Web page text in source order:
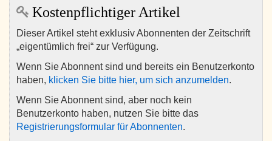
Kostenpflichtiger Artikel
Dieser Artikel steht exklusiv Abonnenten der Zeitschrift
„eigentümlich frei“ zur Verfügung.
Wenn Sie Abonnent sind und bereits ein Benutzerkonto
haben, klicken Sie bitte hier, um sich anzumelden.
Wenn Sie Abonnent sind, aber noch kein
Benutzerkonto haben, nutzen Sie bitte das
Registrierungsformular für Abonnenten.